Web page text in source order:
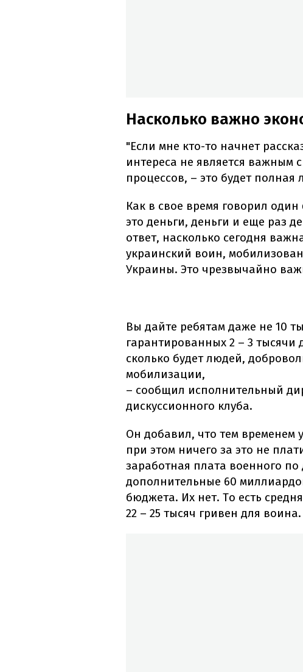
Насколько важно
"Если мне кто-то начнет
интереса не является важным
процессов, – это будет
Как в свое время говорил
это деньги, деньги и еще раз
ответ, насколько сегодня
украинский воин,
Украины. Это чрезвычайно
Вы дайте ребятам даже не 10
гарантированных 2 – 3
сколько будет людей,
мобилизации,
– сообщил исполнительный
дискуссионного клуба.
Он добавил, что тем временем
при этом ничего за это не
заработная плата военного
дополнительные 60
бюджета. Их нет. То есть
22 – 25 тысяч гривен для